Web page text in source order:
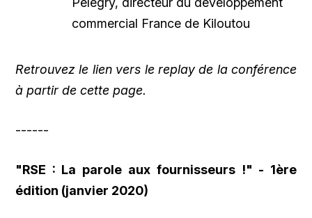
commercial France de Kiloutou
Retrouvez le lien vers le replay de la conférence
à partir de cette page.
------
"RSE : La parole aux fournisseurs !" - 1ère
édition (janvier 2020)